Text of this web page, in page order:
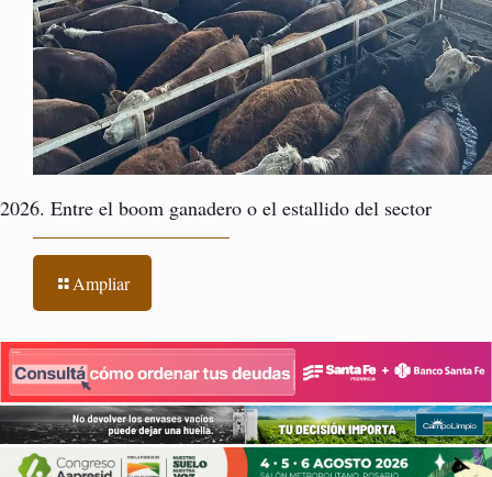
2026. Entre el boom ganadero o el estallido del sector
Ampliar